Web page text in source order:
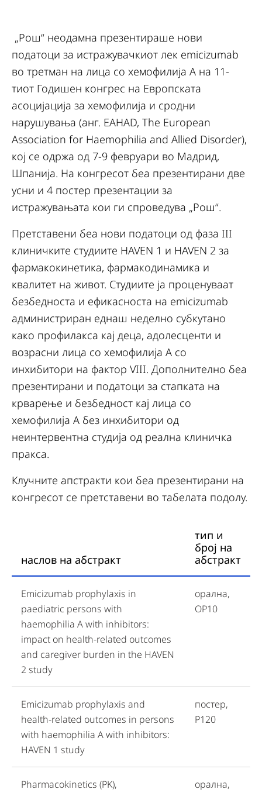
„Рош“ неодамна презентираше нови
податоци за истражувачкиот лек emicizumab
во третман на лица со хемофилија А на 11-
тиот Годишен конгрес на Европската
асоцијација за хемофилија и сродни
нарушувања (анг. EAHAD, The European
Association for Haemophilia and Allied Disorder),
кој се одржa од 7-9 февруари во Мадрид,
Шпанија. На конгресот беа презентирани две
усни и 4 постер презентации за
истражувањата кои ги спроведува „Рош“.
Претставени беа нови податоци од фаза III
клиничките студиите HAVEN 1 и HAVEN 2 за
фармакокинетика, фармакодинамика и
квалитет на живот. Студиите ја проценуваат
безбедноста и ефикасноста на emicizumab
администриран еднаш неделно субкутано
како профилакса кај деца, адолесценти и
возрасни лица со хемофилија А со
инхибитори на фактор VIII. Дополнително беа
презентирани и податоци за стапката на
крварење и безбедност кај лица со
хемофилија А без инхибитори од
неинтервентна студија од реална клиничка
пракса.
Клучните апстракти кои беа презентирани на
конгресот се претставени во табелата подолу.
наслов на абстракт
тип и
број на
абстракт
Emicizumab prophylaxis in
paediatric persons with
haemophilia A with inhibitors:
impact on health-related outcomes
and caregiver burden in the HAVEN
2 study
орална,
OР10
Emicizumab prophylaxis and
health-related outcomes in persons
with haemophilia A with inhibitors:
HAVEN 1 study
постер,
P120
Pharmacokinetics (PK), орална,